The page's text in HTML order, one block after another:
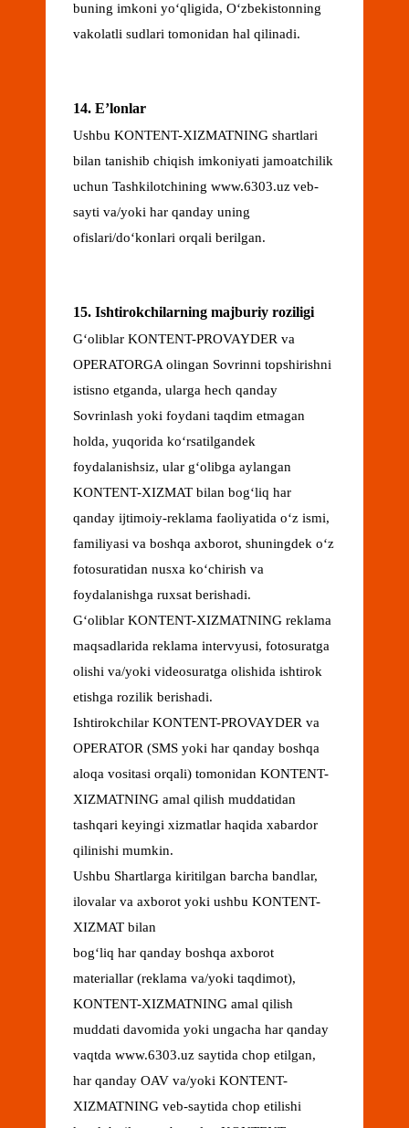
buning imkoni yoʻqligida, Oʻzbekistonning
vakolatli sudlari tomonidan hal qilinadi.
14. Eʼlonlar
Ushbu KONTENT-XIZMATNING shartlari
bilan tanishib chiqish imkoniyati jamoatchilik
uchun Tashkilotchining www.6303.uzveb-
sayti va/yoki har qanday uning
ofislari/doʻkonlari orqali berilgan.
15. Ishtirokchilarning majburiy roziligi
Gʻoliblar KONTENT-PROVAYDER va
OPERATORGA olingan Sovrinni topshirishni
istisno etganda, ularga hech qanday
Sovrinlash yoki foydani taqdim etmagan
holda, yuqorida koʻrsatilgandek
foydalanishsiz, ular gʻolibga aylangan
KONTENT-XIZMAT bilan bogʻliq har
qanday ijtimoiy-reklama faoliyatida oʻz ismi,
familiyasi va boshqa axborot, shuningdek oʻz
fotosuratidan nusxa koʻchirish va
foydalanishga ruxsat berishadi.
Gʻoliblar KONTENT-XIZMATNING reklama
maqsadlarida reklama intervyusi, fotosuratga
olishi va/yoki videosuratga olishida ishtirok
etishga rozilik berishadi.
Ishtirokchilar KONTENT-PROVAYDER va
OPERATOR (SMS yoki har qanday boshqa
aloqa vositasi orqali) tomonidan KONTENT-
XIZMATNING amal qilish muddatidan
tashqari keyingi xizmatlar haqida xabardor
qilinishi mumkin.
Ushbu Shartlarga kiritilgan barcha bandlar,
ilovalar va axborot yoki ushbu KONTENT-
XIZMAT bilan
bogʻliq har qanday boshqa axborot
materiallar (reklama va/yoki taqdimot),
KONTENT-XIZMATNING amal qilish
muddati davomida yoki ungacha har qanday
vaqtda www.6303.uz saytida chop etilgan,
har qanday OAV va/yoki KONTENT-
XIZMATNING veb-saytida chop etilishi